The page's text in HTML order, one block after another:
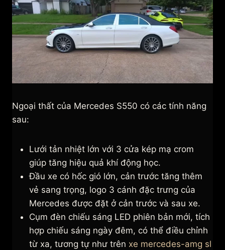
Ngoại thất của Mercedes S550 có các tính năng
sau:
Lưới tản nhiệt lớn với 3 cửa kép mạ crom
giúp tăng hiệu quả khí động học.
Đầu xe có hốc gió lớn, cản trước tăng thêm
vẻ sang trọng, logo 3 cánh đặc trưng của
Mercedes được đặt ở cản trước và sau xe.
Cụm đèn chiếu sáng LED phiên bản mới, tích
hợp chiếu sáng ngày đêm, có thể điều chỉnh
từ xa, tương tự như trên xe mercedes-amg sl